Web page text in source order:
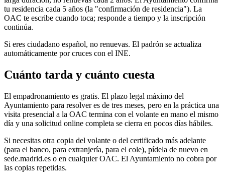
tu residencia cada 5 años (la "confirmación de residencia"). La
OAC te escribe cuando toca; responde a tiempo y la inscripción
continúa.
Si eres ciudadano español, no renuevas. El padrón se actualiza
automáticamente por cruces con el INE.
Cuánto tarda y cuánto cuesta
El empadronamiento es gratis. El plazo legal máximo del
Ayuntamiento para resolver es de tres meses, pero en la práctica una
visita presencial a la OAC termina con el volante en mano el mismo
día y una solicitud online completa se cierra en pocos días hábiles.
Si necesitas otra copia del volante o del certificado más adelante
(para el banco, para extranjería, para el cole), pídela de nuevo en
sede.madrid.es o en cualquier OAC. El Ayuntamiento no cobra por
las copias repetidas.